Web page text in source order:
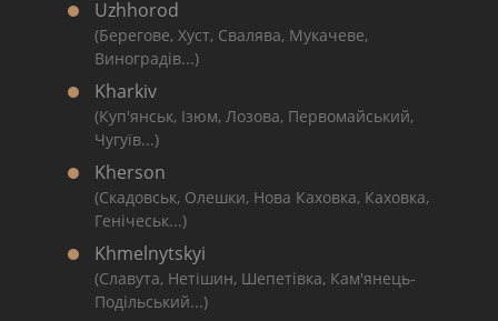
Uzhhorod
(Берегове, Хуст, Свалява, Мукачеве,
Виноградів...)
Kharkiv
(Куп'янськ, Ізюм, Лозова, Первомайський,
Чугуїв...)
Kherson
(Скадовськ, Олешки, Нова Каховка, Каховка,
Генічеськ...)
Khmelnytskyi
(Славута, Нетішин, Шепетівка, Кам'янець-
Подільський...)